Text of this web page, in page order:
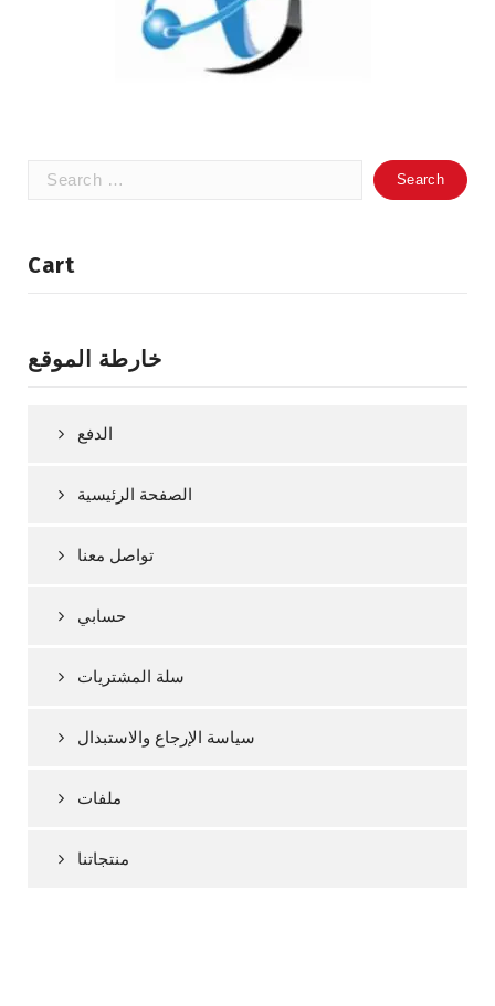
Search
Cart
خارطة الموقع
الدفع
الصفحة الرئيسية
تواصل معنا
حسابي
سلة المشتريات
سياسة الإرجاع والاستبدال
ملفات
منتجاتنا